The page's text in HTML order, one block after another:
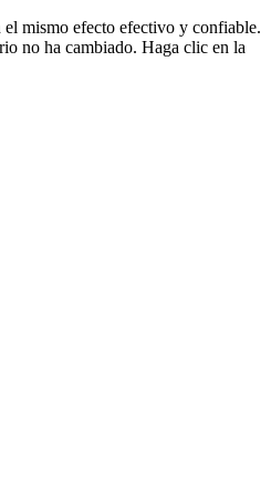
mismo efecto efectivo y confiable.
no ha cambiado. Haga clic en la